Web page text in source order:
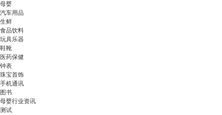
母婴
汽车用品
生鲜
食品饮料
玩具乐器
鞋靴
医药保健
钟表
珠宝首饰
手机通讯
图书
母婴行业资讯
测试